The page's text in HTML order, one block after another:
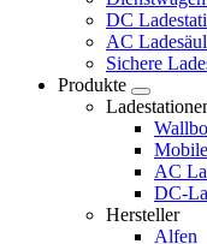
DC
AC
Sichere
Produkte
AC
DC-
Hersteller
Alfen